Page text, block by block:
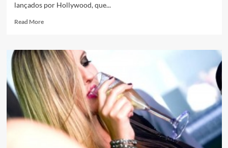
lançados por Hollywood, que...
Read More